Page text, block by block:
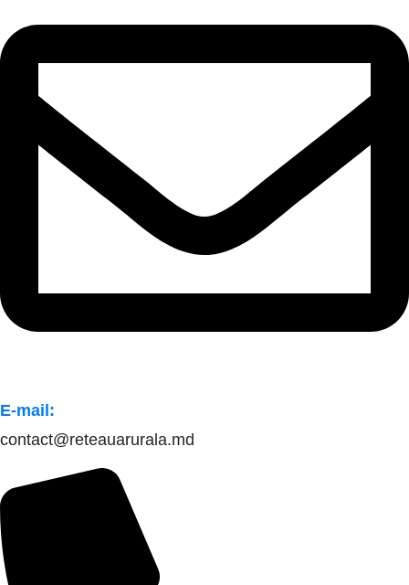
E-mail:
contact@reteauarurala.md